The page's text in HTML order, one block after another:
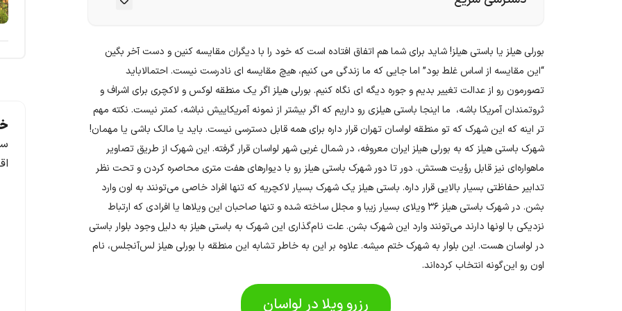
بورلی هیلز یا باستی هیلز! شاید برای شما هم اتفاق افتاده است که خود را با دیگران مقایسه کنین و دست آخر بگین
“این مقایسه از اساس غلط بود” اما جایی که ما زندگی می کنیم، هیچ مقایسه ای نادرست نیست. احتمالاباید
تصورمون رو از عدالت تغییر بدیم و جوره دیگه ای نگاه کنیم. بورلی هیلز اگر یک منطقه لوکس و لاکچری برای اشراف و
ثروتمندان آمریکا باشه، ما اینجا باستی هیلزی رو داریم که اگر بیشتر از نمونه آمریکاییش نباشه، کمتر نیست. نکته مهم
تر اینه که این شهرک که تو منطقه لواسان تهران قرار داره برای همه قابل دسترسی نیست. باید یا مالک باشی یا مهمان!
شهرک باستی هیلز که به بورلی هیلز ایران معروفه، در شمال غربی شهر لواسان قرار گرفته‌. این شهرک از طریق تصاویر
ماهواره‌ای نیز قابل ‌رؤیت هستش. دور تا دور شهرک باستی هیلز رو با دیوارهای هفت متری محاصره کردن و تحت نظر
تدابیر حفاظتی بسیار بالایی قرار داره. باستی هیلز یک شهرک بسیار لاکچریه که تنها افراد خاصی می‌تونند به اون وارد
بشن. در شهرک باستی هیلز ۳۶ ویلای بسیار زیبا و مجلل ساخته ‌شده و تنها صاحبان این ویلاها یا افرادی که ارتباط
نزدیکی با اونها دارند می‌تونند وارد این شهرک بشن. علت نام‌گذاری این شهرک به باستی هیلز به دلیل وجود بلوار باستی
در لواسان هست. این بلوار به شهرک ختم میشه. علاوه‌ بر این به‌ خاطر تشابه این منطقه با بورلی هیلز لس‌آنجلس، نام
اون رو این‌گونه انتخاب کرده‌اند.
رزرو ویلا در لواسان